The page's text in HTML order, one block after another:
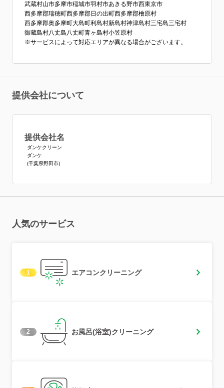
武蔵村山市多摩市稲城市羽村市あきる野市西東京市
西多摩郡瑞穂町西多摩郡日の出町西多摩郡檜原村
西多摩郡奥多摩町大島町利島村新島村神津島村三宅島三宅村
御蔵島村八丈島八丈町青ヶ島村小笠原村
※サービスによって対応エリアが異なる場合がございます。
提供会社について
提供会社名
ダンケクリーン
ダンケ
(千葉県野田市)
人気のサービス
1 エアコンクリーニング
2 お風呂(浴室)クリーニング